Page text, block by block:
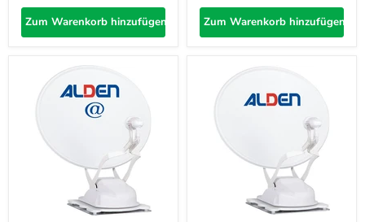
Zum Warenkorb hinzufügen Zum Warenkorb hinzufügen